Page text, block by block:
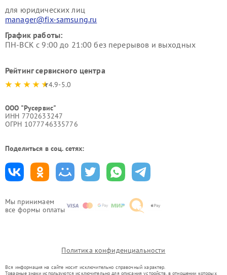
Мы принимаем
все формы оплаты
для юридических лиц
manager@fix-samsung.ru
График работы:
ПН-ВСК с 9:00 до 21:00 без перерывов и выходных
Рейтинг сервисного центра
4.9-5.0
ООО "Русервис"
ИНН 7702633247
ОГРН 1077746335776
Поделиться в соц. сетях:
Политика конфиденциальности
Вся информация на сайте носит исключительно справочный характер.
Товарные знаки используются исключительно для описания устройств, в отношении которых